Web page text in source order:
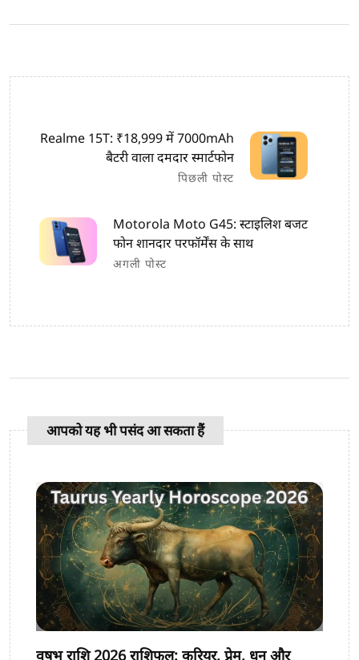
Realme 15T: ₹18,999 में 7000mAh
बैटरी वाला दमदार स्मार्टफोन
पिछली पोस्ट
Motorola Moto G45: स्टाइलिश बजट
फोन शानदार परफॉर्मेंस के साथ
अगली पोस्ट
आपको यह भी पसंद आ सकता हैं
वृषभ राशि 2026 राशिफल: करियर, प्रेम, धन और